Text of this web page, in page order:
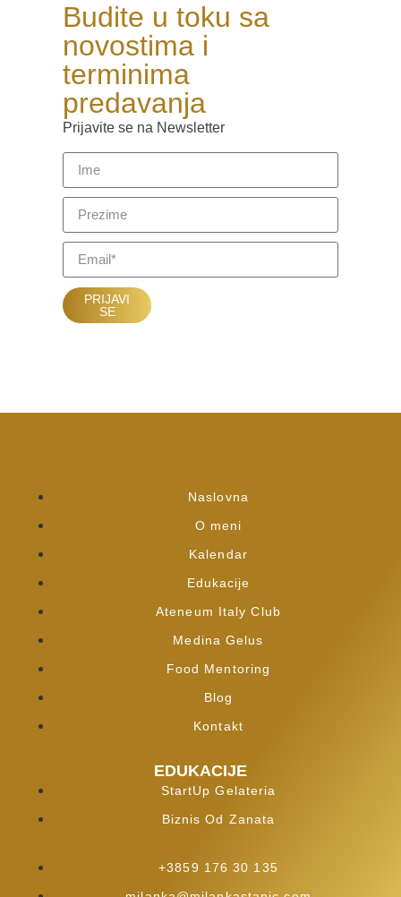
Budite u toku sa
novostima i
terminima
predavanja
Prijavite se na Newsletter
PRIJAVI
SE
Naslovna
O meni
Kalendar
Edukacije
Ateneum Italy Club
Medina Gelus
Food Mentoring
Blog
Kontakt
EDUKACIJE
StartUp Gelateria
Biznis Od Zanata
+3859 176 30 135